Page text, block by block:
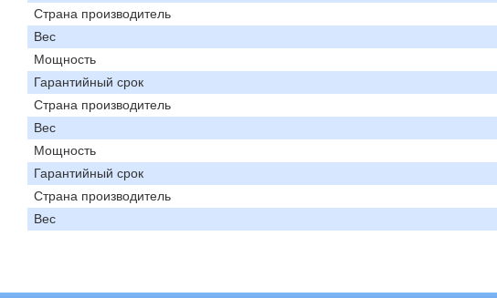
Страна производитель
Вес
Мощность
Гарантийный срок
Страна производитель
Вес
Мощность
Гарантийный срок
Страна производитель
Вес